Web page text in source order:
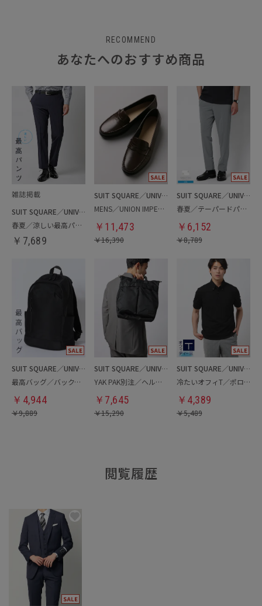
RECOMMEND
あなたへのおすすめ商品
SUIT SQUARE／UNIVERSAL LANGUAGE
春夏／涼しい最高パンツ
￥ 7,689
SUIT SQUARE／UNIVERSAL LANGUAGE
MENS／UNION IMPERIAL監修／コインローファー
￥ 11,473
￥16,390
SUIT SQUARE／UNIVERSAL LANGUAGE
春夏／テーパードパンツ
￥ 6,152
￥8,789
SUIT SQUARE／UNIVERSAL LANGUAGE
最高バッグ／バックパック
￥ 4,944
￥9,889
SUIT SQUARE／UNIVERSAL LANGUAGE
YAK PAK別注／ヘルメットバッグ
￥ 7,645
￥15,290
SUIT SQUARE／UNIVERSAL LANGUAGE
冷たいオフィT／ポロシャツ
￥ 4,389
￥5,489
閲覧履歴